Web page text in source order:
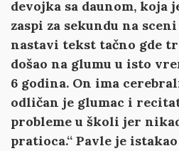
devojka sa daunom, koja
zaspi za sekundu na
nastavi tekst tačno gde
došao na glumu u isto
6 godina. On ima
odličan je glumac i
probleme u školi jer
pratioca.“ Pavle je istakao